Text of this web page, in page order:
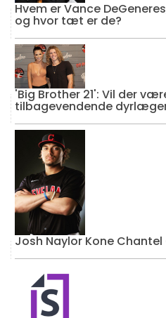
Hvem er Vance
og hvor tæt er de?
'Big Brother 21': Vil der
tilbagevendende
Josh Naylor Kone